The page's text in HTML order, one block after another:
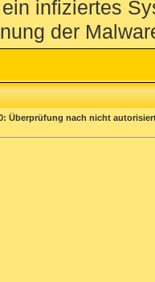
infiziertes
der
Überprüfung nach nicht